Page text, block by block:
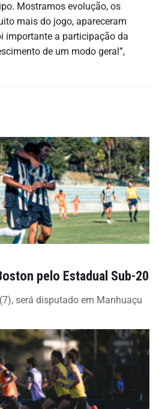
Mostramos evolução, os
mais do jogo, apareceram
importante a participação da
de um modo geral”,
pelo Estadual Sub-20
será disputado em Manhuaçu